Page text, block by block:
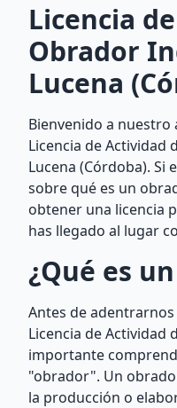
Licencia
Obrador
Lucena
Bienvenido a
Licencia de Actividad
Lucena (Córdoba). Si
sobre qué es un
obtener una licencia
has llegado al lugar
¿Qué es
Antes de
Licencia de Actividad
importante
"obrador". Un
la producción o